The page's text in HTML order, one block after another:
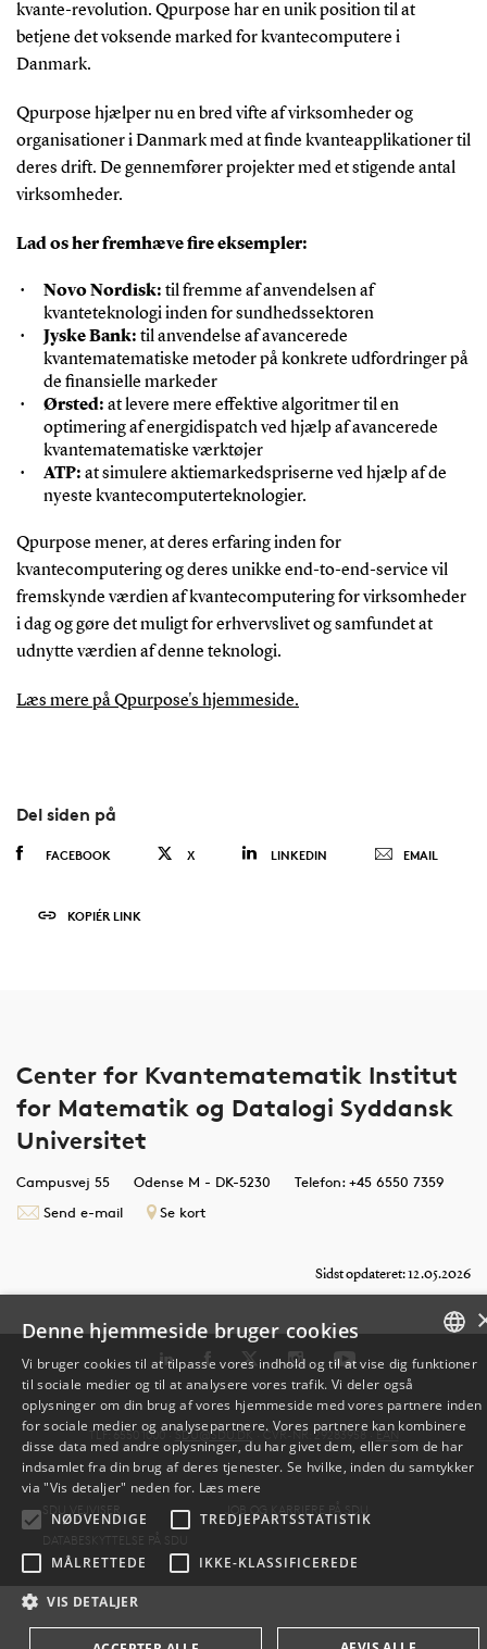
kvante-revolution. Qpurpose har en unik position til at
betjene det voksende marked for kvantecomputere i
Danmark.
Qpurpose hjælper nu en bred vifte af virksomheder og
organisationer i Danmark med at finde kvanteapplikationer til
deres drift. De gennemfører projekter med et stigende antal
virksomheder.
Lad os her fremhæve fire eksempler:
Novo Nordisk: til fremme af anvendelsen af
kvanteteknologi inden for sundhedssektoren
Jyske Bank: til anvendelse af avancerede
kvantematematiske metoder på konkrete udfordringer på
de finansielle markeder
Ørsted: at levere mere effektive algoritmer til en
optimering af energidispatch ved hjælp af avancerede
kvantematematiske værktøjer
ATP: at simulere aktiemarkedspriserne ved hjælp af de
nyeste kvantecomputerteknologier.
Qpurpose mener, at deres erfaring inden for
kvantecomputering og deres unikke end-to-end-service vil
fremskynde værdien af kvantecomputering for virksomheder
i dag og gøre det muligt for erhvervslivet og samfundet at
udnytte værdien af denne teknologi.
Læs mere på Qpurpose's hjemmeside.
Del siden på
FACEBOOK X LINKEDIN EMAIL
KOPIÉR LINK
Center for Kvantematematik Institut
for Matematik og Datalogi Syddansk
Universitet
Campusvej 55 Odense M - DK-5230
Telefon: +45 6550 7359
Send e-mail
Se kort
Sidst opdateret: 12.05.2026
TLF: 6550 1000 ·SDU@SDU.DK · CVR-NR: 29283958 ·EAN
SDU VEJVISER
JOB OG KARRIERE PÅ SDU
DATABESKYTTELSE PÅ SDU
ENGLISH
Denne hjemmeside bruger cookies
Vi bruger cookies til at tilpasse vores indhold og til at vise dig funktioner
til sociale medier og til at analysere vores trafik. Vi deler også
oplysninger om din brug af vores hjemmeside med vores partnere inden
for sociale medier og analysepartnere. Vores partnere kan kombinere
disse data med andre oplysninger, du har givet dem, eller som de har
indsamlet fra din brug af deres tjenester. Se hvilke, inden du samtykker
via "Vis detaljer" neden for. Læs mere
NØDVENDIGE
TREDJEPARTSSTATISTIK
MÅLRETTEDE IKKE-KLASSIFICEREDE
VIS DETALJER